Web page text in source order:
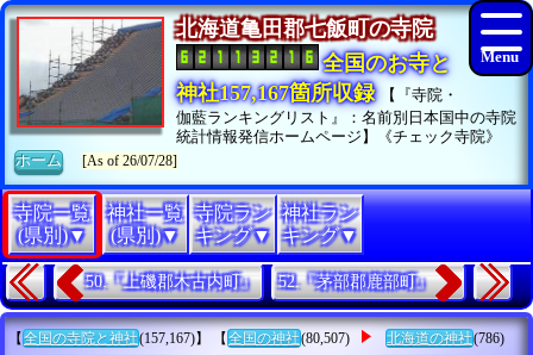
北海道亀田郡七飯町の寺院
全国のお寺と
神社157,167箇所収録
【『寺院・
伽藍ランキングリスト』：名前別日本国中の寺院
統計情報発信ホームページ】《チェック寺院》
ホーム
[As of 26/07/28]
寺院一覧
(県別)▼
神社一覧
(県別)▼
寺院ラン
キング▼
神社ラン
キング▼
50.『上磯郡木古内町』 52.『茅部郡鹿部町』
【 全国の寺院と神社(157,167)】 【 全国の神社(80,507) 北海道の神社(786)